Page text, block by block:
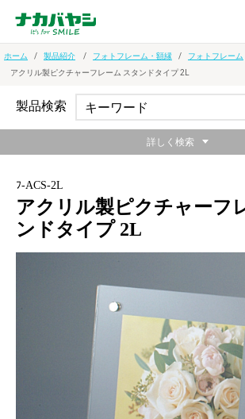
ホーム 製品紹介 フォトフレーム・額縁 フォトフレーム
アクリル製ピクチャーフレーム スタンドタイプ 2L
ﾌ-ACS-2L
アクリル製ピクチャーフ
ンドタイプ 2L
アクリル製 スタンドタイプのピク
メーカー希望小売価格：
製品検索
詳しく検索